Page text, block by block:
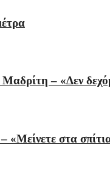
– «Δεν
«Μείνετε στα